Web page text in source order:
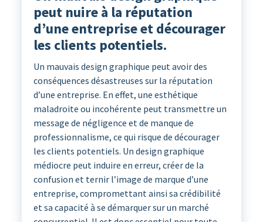
peut nuire à la réputation
d’une entreprise et décourager
les clients potentiels.
Un mauvais design graphique peut avoir des
conséquences désastreuses sur la réputation
d’une entreprise. En effet, une esthétique
maladroite ou incohérente peut transmettre un
message de négligence et de manque de
professionnalisme, ce qui risque de décourager
les clients potentiels. Un design graphique
médiocre peut induire en erreur, créer de la
confusion et ternir l’image de marque d’une
entreprise, compromettant ainsi sa crédibilité
et sa capacité à se démarquer sur un marché